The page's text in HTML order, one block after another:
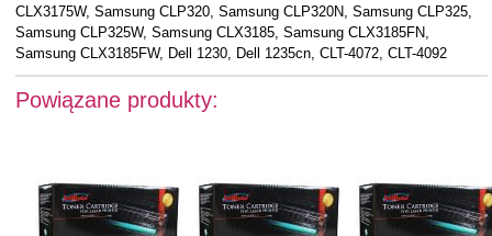
CLX3175W, Samsung CLP320, Samsung CLP320N, Samsung CLP325,
Samsung CLP325W, Samsung CLX3185, Samsung CLX3185FN,
Samsung CLX3185FW, Dell 1230, Dell 1235cn, CLT-4072, CLT-4092
Powiązane produkty: